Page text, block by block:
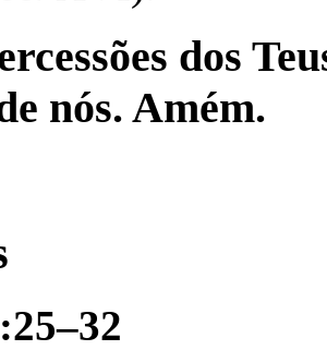
dos
nós. Amém.